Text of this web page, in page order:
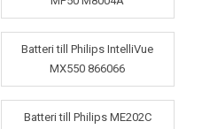
Batteri till Philips IntelliVue
MX550 866066
Batteri till Philips ME202C